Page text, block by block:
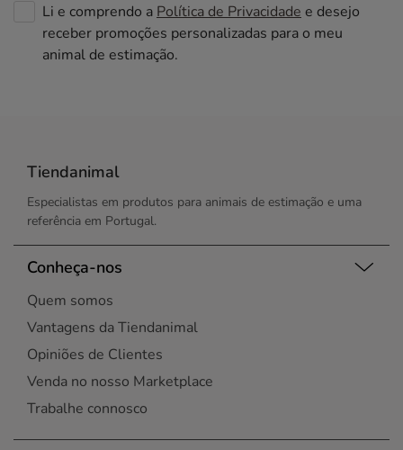
Li e comprendo a Política de Privacidade e desejo
receber promoções personalizadas para o meu
animal de estimação.
Tiendanimal
Especialistas em produtos para animais de estimação e uma
referência em Portugal.
Conheça-nos
Quem somos
Vantagens da Tiendanimal
Opiniões de Clientes
Venda no nosso Marketplace
Trabalhe connosco